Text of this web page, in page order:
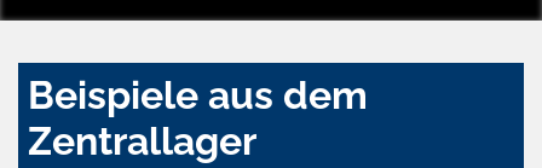
Beispiele aus dem
Zentrallager